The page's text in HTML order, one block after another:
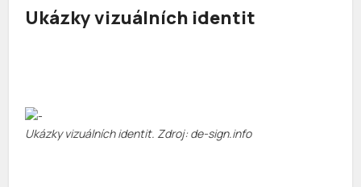
Ukázky vizuálních identit
Ukázky vizuálních identit. Zdroj: de-sign.info